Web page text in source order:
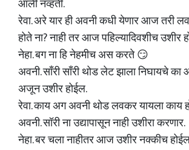
आली नव्हती.
रेवा. अरे यार ही अवनी कधी येणार आज तरी
होते ना? नाही तर आज पहिल्यादिवशीच उशीर
नेहा. बग ना हि नेहमीच अस करते 😏
अवनी. साँरी साँरी थोड लेट झाला निघायचे का
अजून उशीर होईल.
रेवा. काय अग अवनी थोड लवकर यायला काय
अवनी. सॉरी ना उद्यापासून नाही उशीरा करणार.
नेहा. बर चला नाहीतर आज उशीर नक्कीच